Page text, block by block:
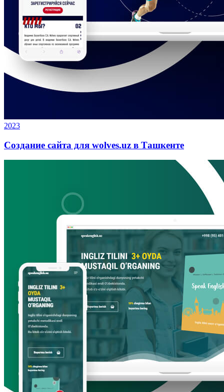
2023
Создание сайта для wolves.uz в Ташкенте